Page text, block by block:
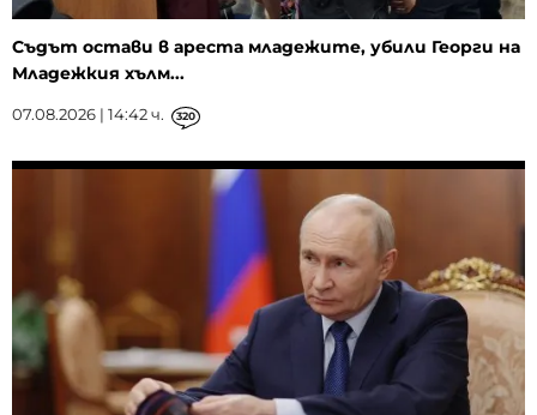
Съдът остави в ареста младежите, убили Георги на
Младежкия хълм...
07.08.2026 | 14:42 ч. 320